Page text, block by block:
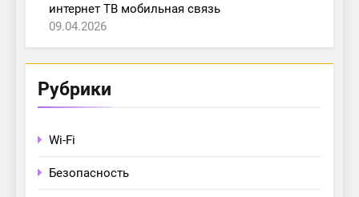
интернет ТВ мобильная связь
09.04.2026
Рубрики
Wi-Fi
Безопасность